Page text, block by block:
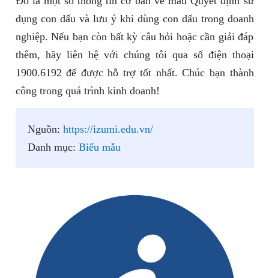
dụng con dấu và lưu ý khi dùng con dấu trong doanh
nghiệp. Nếu bạn còn bất kỳ câu hỏi hoặc cần giải đáp
thêm, hãy liên hệ với chúng tôi qua số điện thoại
1900.6192 để được hỗ trợ tốt nhất. Chúc bạn thành
công trong quá trình kinh doanh!
Nguồn: https://izumi.edu.vn/
Danh mục: Biểu mẫu